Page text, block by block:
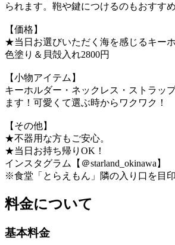
られます。鞄や鍵につけるのもおすすめ
【価格】
★当日お選びいただく海を感じるキー
色塗り＆貝殻入れ2800円
【小物アイテム】
キーホルダー・ネックレス・ストラッ
ます！可愛くて選ぶ時からワクワク！
【その他】
★不器用な方もご安心。
★当日お持ち帰りOK！
インスタグラム【＠starland_okinawa】
※食堂「とらえもん」隣の入り口を目
料金について
基本料金